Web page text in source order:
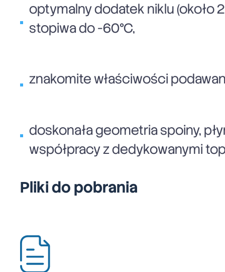
optymalny dodatek niklu (około
stopiwa do -60°C,
znakomite właściwości
doskonała geometria spoiny,
współpracy z dedykowanymi
Pliki do pobrania